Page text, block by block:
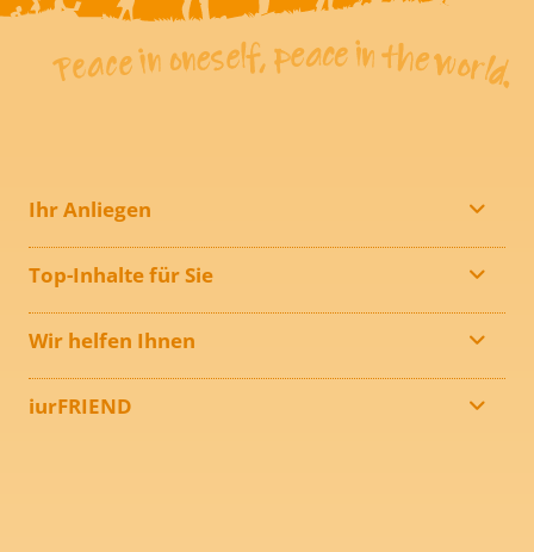
Ihr Anliegen
Top-Inhalte für Sie
Wir helfen Ihnen
iurFRIEND